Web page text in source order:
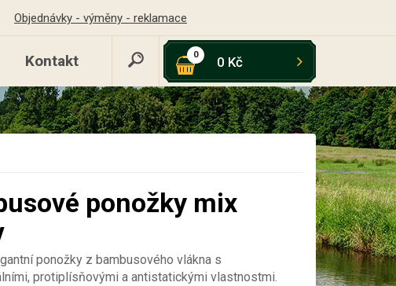
Objednávky - výměny - reklamace
Kontakt 0 0 Kč
ponožky mix
ponožky z bambusového vlákna s
protiplísňovými a antistatickými vlastnostmi.